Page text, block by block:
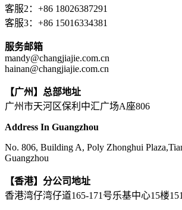
客服2：+86 18026387291
客服3：+86 15016334381
服务邮箱
mandy@changjiajie.com.cn
hainan@changjiajie.com.cn
【广州】总部地址
广州市天河区保利中汇广场A座806
Address In Guangzhou
No. 806, Building A, Poly Zhonghui
Guangzhou
【香港】分公司地址
香港湾仔湾仔道165-171号乐基中心15楼